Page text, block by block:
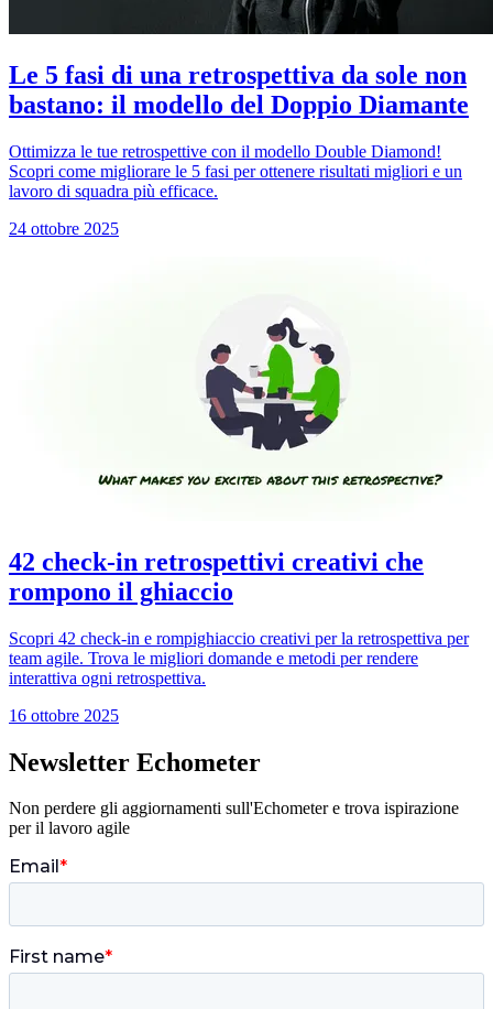
Le 5 fasi di una retrospettiva da sole non
bastano: il modello del Doppio Diamante
Ottimizza le tue retrospettive con il modello Double Diamond!
Scopri come migliorare le 5 fasi per ottenere risultati migliori e un
lavoro di squadra più efficace.
24 ottobre 2025
42 check-in retrospettivi creativi che
rompono il ghiaccio
Scopri 42 check-in e rompighiaccio creativi per la retrospettiva per
team agile. Trova le migliori domande e metodi per rendere
interattiva ogni retrospettiva.
16 ottobre 2025
Newsletter Echometer
Non perdere gli aggiornamenti sull'Echometer e trova ispirazione
per il lavoro agile